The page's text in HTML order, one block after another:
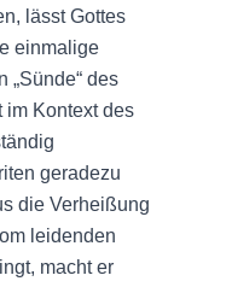
lässt Gottes
einmalige
„Sünde“ des
im Kontext des
geradezu
die Verheißung
leidenden
macht er